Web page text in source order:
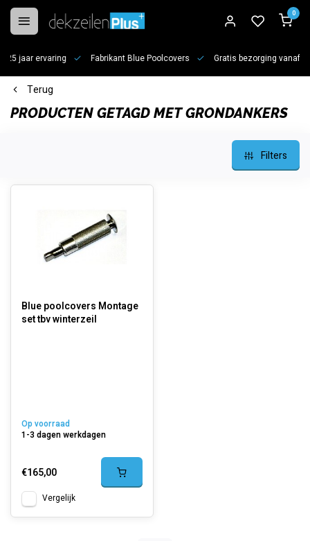
0
jaar ervaring Fabrikant Blue Poolcovers Gratis bezorging vanaf €100*
Terug
PRODUCTEN GETAGD MET GRONDANKERS
Filters
Blue poolcovers Montage
set tbv winterzeil
Op voorraad
1-3 dagen werkdagen
€165,00
Vergelijk